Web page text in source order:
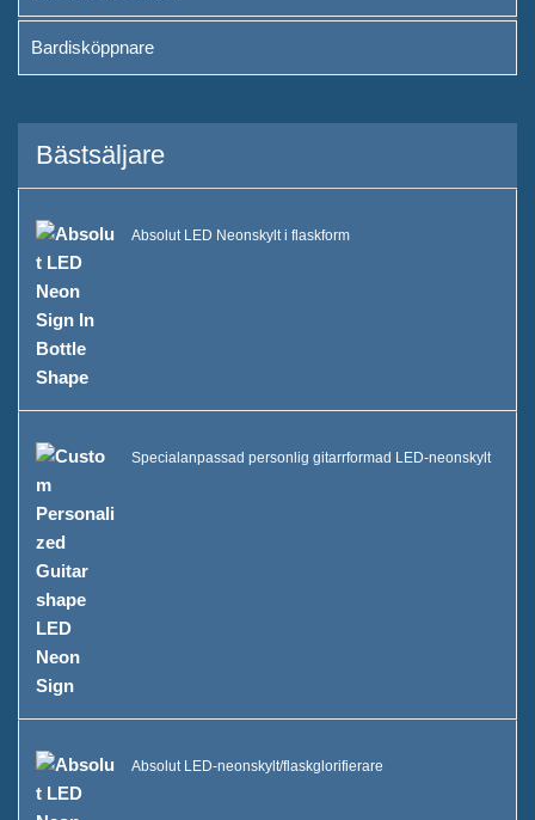
Bardisköppnare
Bästsäljare
Absolut LED Neonskylt i flaskform
Specialanpassad personlig gitarrformad LED-neonskylt
Absolut LED-neonskylt/flaskglorifierare